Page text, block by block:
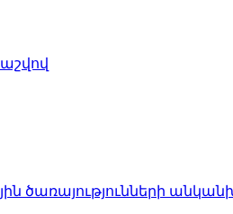
ծառայությունների